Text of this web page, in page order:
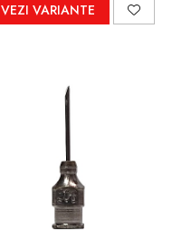
VEZI VARIANTE